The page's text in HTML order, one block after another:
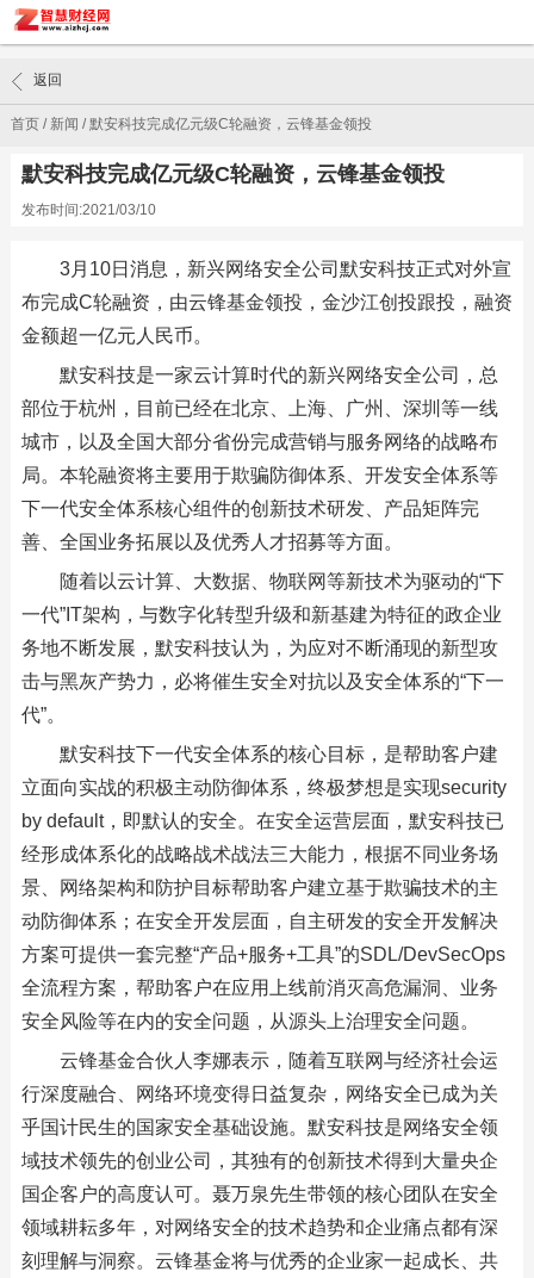
首页/ 新闻 /默安科技完成亿元级C轮融资，云锋基金领投
返回
默安科技完成亿元级C轮融资，云锋基金领投
发布时间:2021/03/10
3月10日消息，新兴网络安全公司默安科技正式对外宣
布完成C轮融资，由云锋基金领投，金沙江创投跟投，融资
金额超一亿元人民币。
默安科技是一家云计算时代的新兴网络安全公司，总
部位于杭州，目前已经在北京、上海、广州、深圳等一线
城市，以及全国大部分省份完成营销与服务网络的战略布
局。本轮融资将主要用于欺骗防御体系、开发安全体系等
下一代安全体系核心组件的创新技术研发、产品矩阵完
善、全国业务拓展以及优秀人才招募等方面。
随着以云计算、大数据、物联网等新技术为驱动的“下
一代”IT架构，与数字化转型升级和新基建为特征的政企业
务地不断发展，默安科技认为，为应对不断涌现的新型攻
击与黑灰产势力，必将催生安全对抗以及安全体系的“下一
代”。
默安科技下一代安全体系的核心目标，是帮助客户建
立面向实战的积极主动防御体系，终极梦想是实现security
by default，即默认的安全。在安全运营层面，默安科技已
经形成体系化的战略战术战法三大能力，根据不同业务场
景、网络架构和防护目标帮助客户建立基于欺骗技术的主
动防御体系；在安全开发层面，自主研发的安全开发解决
方案可提供一套完整“产品+服务+工具”的SDL/DevSecOps
全流程方案，帮助客户在应用上线前消灭高危漏洞、业务
安全风险等在内的安全问题，从源头上治理安全问题。
云锋基金合伙人李娜表示，随着互联网与经济社会运
行深度融合、网络环境变得日益复杂，网络安全已成为关
乎国计民生的国家安全基础设施。默安科技是网络安全领
域技术领先的创业公司，其独有的创新技术得到大量央企
国企客户的高度认可。聂万泉先生带领的核心团队在安全
领域耕耘多年，对网络安全的技术趋势和企业痛点都有深
刻理解与洞察。云锋基金将与优秀的企业家一起成长、共